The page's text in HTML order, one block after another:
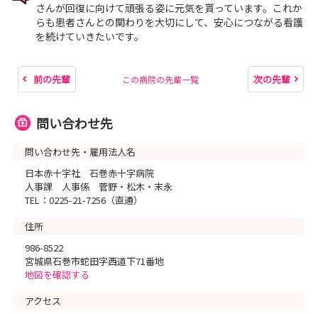
さんが回復に向けて頑張る姿に元気を貰っています。これか
らも患者さんとの関わりを大切にして、安心につながる看護
を続けていきたいです。
前の先輩 この病院の先輩一覧 次の先輩
問い合わせ先
問い合わせ先・雇用法人名
日本赤十字社 石巻赤十字病院
人事課 人事係 菅野・松木・末永
TEL：0225-21-7256（直通）
住所
986-8522
宮城県石巻市蛇田字西道下71番地
地図を確認する
アクセス